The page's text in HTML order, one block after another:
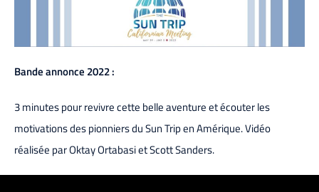
Bande annonce 2022 :
3 minutes pour revivre cette belle aventure et écouter les
motivations des pionniers du Sun Trip en Amérique. Vidéo
réalisée par Oktay Ortabasi et Scott Sanders.